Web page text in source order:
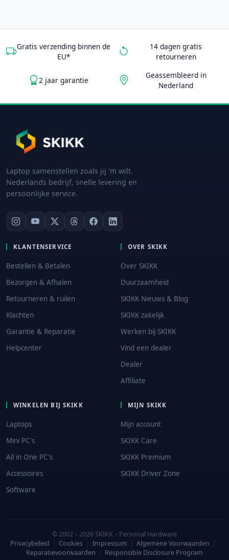
Gratis verzending binnen de
EU*
14 dagen gratis
retourneren
2 jaar garantie
Geassembleerd in
Nederland
Laptop samenstellen zoals jij 'm wilt.
Nederlands bedrijf, snelle levering en
persoonlijke service.
KLANTENSERVICE
Bestellen & Betalen
Bezorgen & Afhalen
Retourneren & ruilen
Klachten
Garantie & Reparatie
Helpcenter
OVER SKIKK
Over SKIKK
Duurzaamheid
SKIKK Nieuws & Blog
SKIKK zakelijk
Werken bij SKIKK
Vind een dealer
Dealer
Affiliate
WINKELEN BIJ SKIKK
Laptops
Mini PC's
All in One PC's
Accessoires
Software
MIJN SKIKK
Mijn account
SKIKK Care
SKIKK Premium
SKIKK Driver Zone
© 2002 – 2026 SKIKK – Personal Hardware
Privacybeleid | Cookies | Impressum | Algemene Voorwaarden |
Reparatievoorwaarden | Responsible Disclosure Program